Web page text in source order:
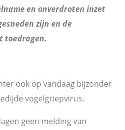
en onverdroten inzet
zijn en de
toedragen.
ook op vandaag bijzonder
vogelgriepvirus.
geen melding van